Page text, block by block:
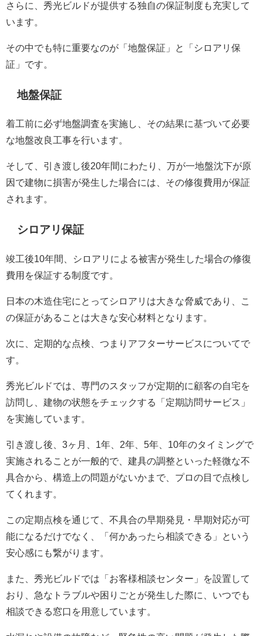
さらに、秀光ビルドが提供する独自の保証制度も充実して
います。
その中でも特に重要なのが「地盤保証」と「シロアリ保
証」です。
地盤保証
着工前に必ず地盤調査を実施し、その結果に基づいて必要
な地盤改良工事を行います。
そして、引き渡し後20年間にわたり、万が一地盤沈下が原
因で建物に損害が発生した場合には、その修復費用が保証
されます。
シロアリ保証
竣工後10年間、シロアリによる被害が発生した場合の修復
費用を保証する制度です。
日本の木造住宅にとってシロアリは大きな脅威であり、こ
の保証があることは大きな安心材料となります。
次に、定期的な点検、つまりアフターサービスについてで
す。
秀光ビルドでは、専門のスタッフが定期的に顧客の自宅を
訪問し、建物の状態をチェックする「定期訪問サービス」
を実施しています。
引き渡し後、3ヶ月、1年、2年、5年、10年のタイミングで
実施されることが一般的で、建具の調整といった軽微な不
具合から、構造上の問題がないかまで、プロの目で点検し
てくれます。
この定期点検を通じて、不具合の早期発見・早期対応が可
能になるだけでなく、「何かあったら相談できる」という
安心感にも繋がります。
また、秀光ビルドでは「お客様相談センター」を設置して
おり、急なトラブルや困りごとが発生した際に、いつでも
相談できる窓口を用意しています。